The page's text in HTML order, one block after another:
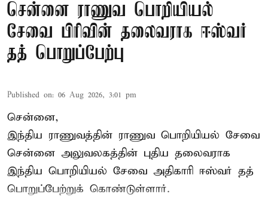
சென்னை ராணுவ பொறியியல்
சேவை பிரிவின் தலைவராக ஈஸ்வர்
தத் பொறுப்பேற்பு
Published on: 06 Aug 2026, 3:01 pm
சென்னை,
இந்திய ராணுவத்தின் ராணுவ பொறியியல் சேவை
சென்னை அலுவலகத்தின் புதிய தலைவராக
இந்திய பொறியியல் சேவை அதிகாரி ஈஸ்வர் தத்
பொறுப்பேற்றுக் கொண்டுள்ளார்.